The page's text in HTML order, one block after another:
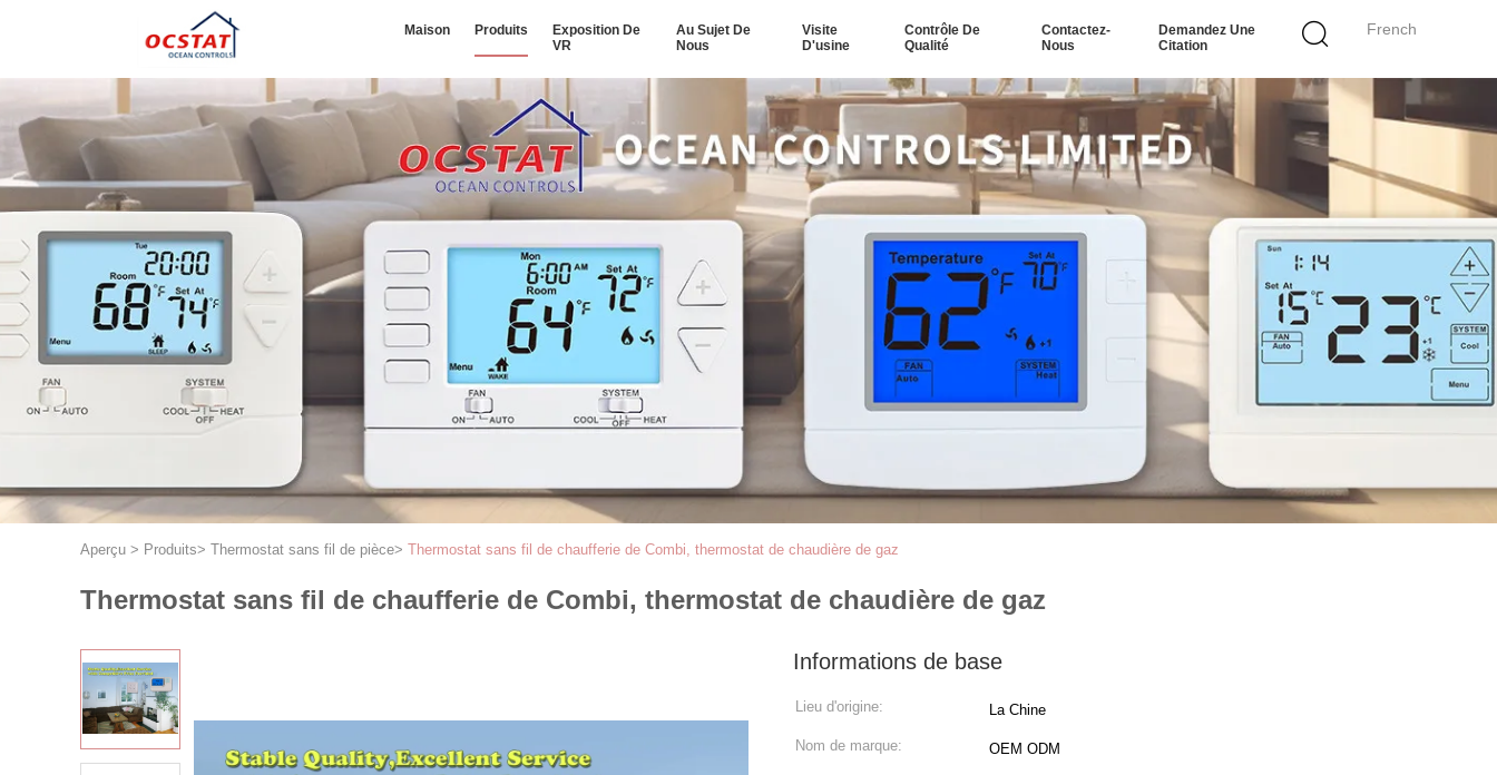
French
Maison Produits
Exposition De
VR
Au Sujet De
Nous
Visite
D'usine
Contrôle De
Qualité
Contactez-
Nous
Demandez Une
Citation
Aperçu > Produits> Thermostat sans fil de pièce> Thermostat sans fil de chaufferie de Combi, thermostat de chaudière de gaz
Thermostat sans fil de chaufferie de Combi, thermostat de chaudière de gaz
Informations de base
Lieu d'origine: La Chine
Nom de marque: OEM ODM